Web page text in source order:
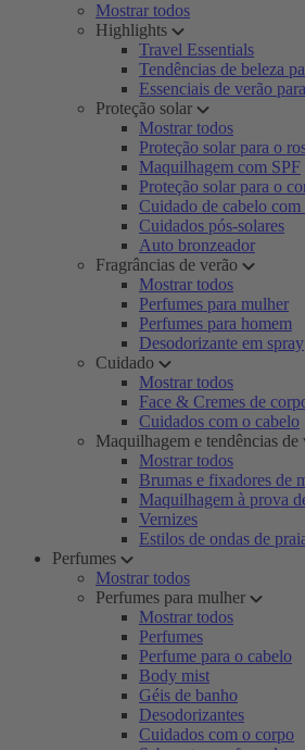
Mostrar todos
Highlights
Travel Essentials
Tendências de beleza
Essenciais de verão
Proteção solar
Mostrar todos
Proteção solar para o
Maquilhagem com SPF
Proteção solar para o
Cuidado de cabelo com
Cuidados pós-solares
Auto bronzeador
Fragrâncias de verão
Mostrar todos
Perfumes para mulher
Perfumes para homem
Desodorizante em spray
Cuidado
Mostrar todos
Face & Cremes de
Cuidados com o cabelo
Maquilhagem e tendências de
Mostrar todos
Brumas e fixadores de
Maquilhagem à prova
Vernizes
Estilos de ondas de
Perfumes
Mostrar todos
Perfumes para mulher
Mostrar todos
Perfumes
Perfume para o cabelo
Body mist
Géis de banho
Desodorizantes
Cuidados com o corpo